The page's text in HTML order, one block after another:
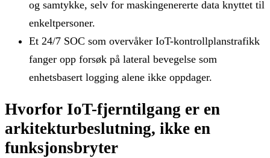
og samtykke, selv for maskingenererte data knyttet til
enkeltpersoner.
Et 24/7 SOC som overvåker IoT-kontrollplanstrafikk
fanger opp forsøk på lateral bevegelse som
enhetsbasert logging alene ikke oppdager.
Hvorfor IoT-fjerntilgang er en
arkitekturbeslutning, ikke en
funksjonsbryter